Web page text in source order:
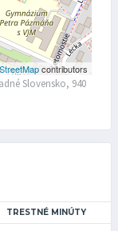
contributors
Slovensko, 940
TRESTNÉ MINÚTY